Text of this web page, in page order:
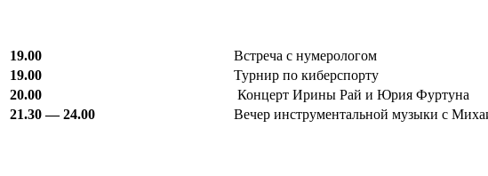
19.00 Встреча с нумерологом
19.00
Турнир по киберспорту
20.00
Концерт Ирины Рай и Юрия Фуртуна
21.30 — 24.00
Вечер инструментальной музыки с